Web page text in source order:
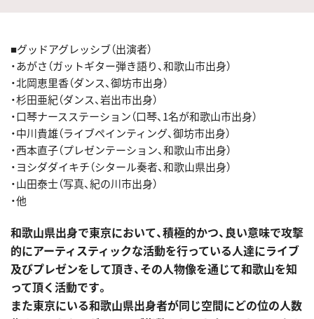
■グッドアグレッシブ（出演者）
・あがさ（ガットギター弾き語り、和歌山市出身）
・北岡恵里香（ダンス、御坊市出身）
・杉田亜紀（ダンス、岩出市出身）
・口琴ナースステーション（口琴、1名が和歌山市出身）
・中川貴雄（ライブペインティング、御坊市出身）
・西本直子（プレゼンテーション、和歌山市出身）
・ヨシダダイキチ（シタール奏者、和歌山県出身）
・山田泰士（写真、紀の川市出身）
・他
和歌山県出身で東京において、積極的かつ、良い意味で攻撃
的にアーティスティックな活動を行っている人達にライブ
及びプレゼンをして頂き、その人物像を通じて和歌山を知
って頂く活動です。
また東京にいる和歌山県出身者が同じ空間にどの位の人数